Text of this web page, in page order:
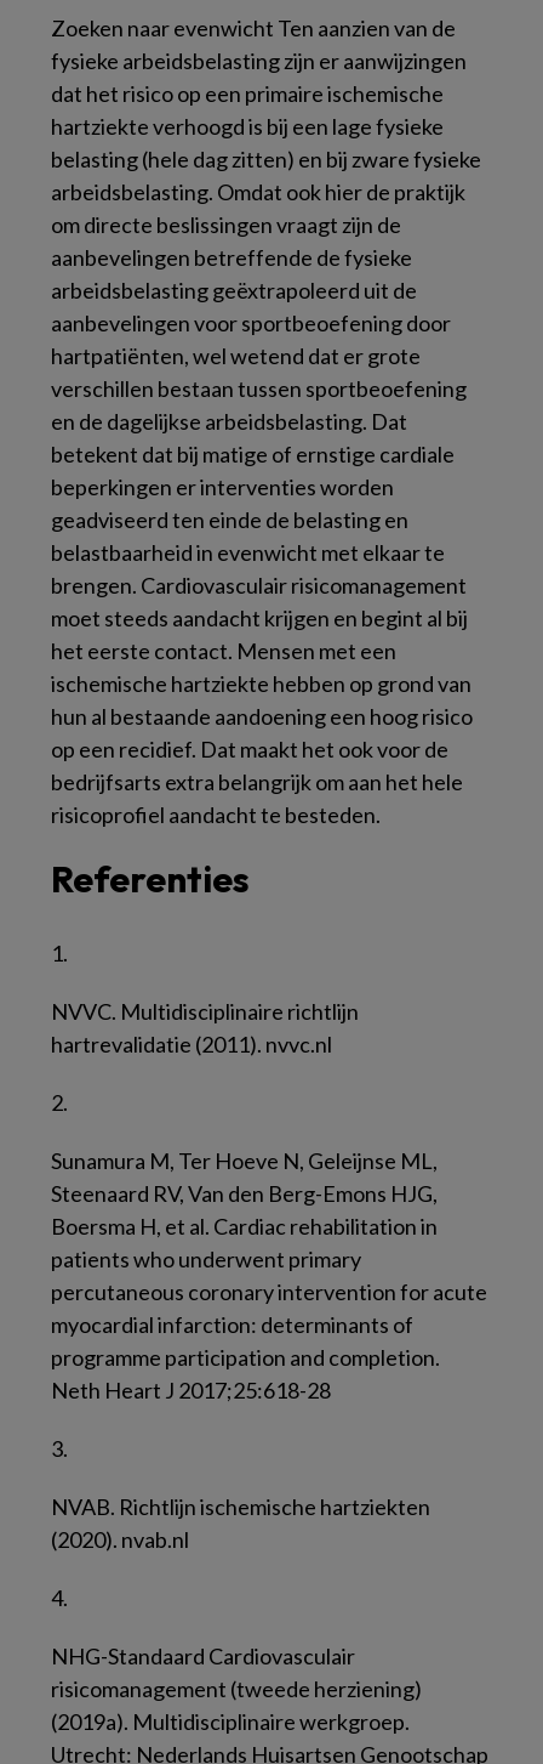
Zoeken naar evenwicht Ten aanzien van de
fysieke arbeidsbelasting zijn er aanwijzingen
dat het risico op een primaire ischemische
hartziekte verhoogd is bij een lage fysieke
belasting (hele dag zitten) en bij zware fysieke
arbeidsbelasting. Omdat ook hier de praktijk
om directe beslissingen vraagt zijn de
aanbevelingen betreffende de fysieke
arbeidsbelasting geëxtrapoleerd uit de
aanbevelingen voor sportbeoefening door
hartpatiënten, wel wetend dat er grote
verschillen bestaan tussen sportbeoefening
en de dagelijkse arbeidsbelasting. Dat
betekent dat bij matige of ernstige cardiale
beperkingen er interventies worden
geadviseerd ten einde de belasting en
belastbaarheid in evenwicht met elkaar te
brengen. Cardiovasculair risicomanagement
moet steeds aandacht krijgen en begint al bij
het eerste contact. Mensen met een
ischemische hartziekte hebben op grond van
hun al bestaande aandoening een hoog risico
op een recidief. Dat maakt het ook voor de
bedrijfsarts extra belangrijk om aan het hele
risicoprofiel aandacht te besteden.
Referenties
1.
NVVC. Multidisciplinaire richtlijn
hartrevalidatie (2011). nvvc.nl
2.
Sunamura M, Ter Hoeve N, Geleijnse ML,
Steenaard RV, Van den Berg-Emons HJG,
Boersma H, et al. Cardiac rehabilitation in
patients who underwent primary
percutaneous coronary intervention for acute
myocardial infarction: determinants of
programme participation and completion.
Neth Heart J 2017;25:618-28
3.
NVAB. Richtlijn ischemische hartziekten
(2020). nvab.nl
4.
NHG-Standaard Cardiovasculair
risicomanagement (tweede herziening)
(2019a). Multidisciplinaire werkgroep.
Utrecht: Nederlands Huisartsen Genootschap